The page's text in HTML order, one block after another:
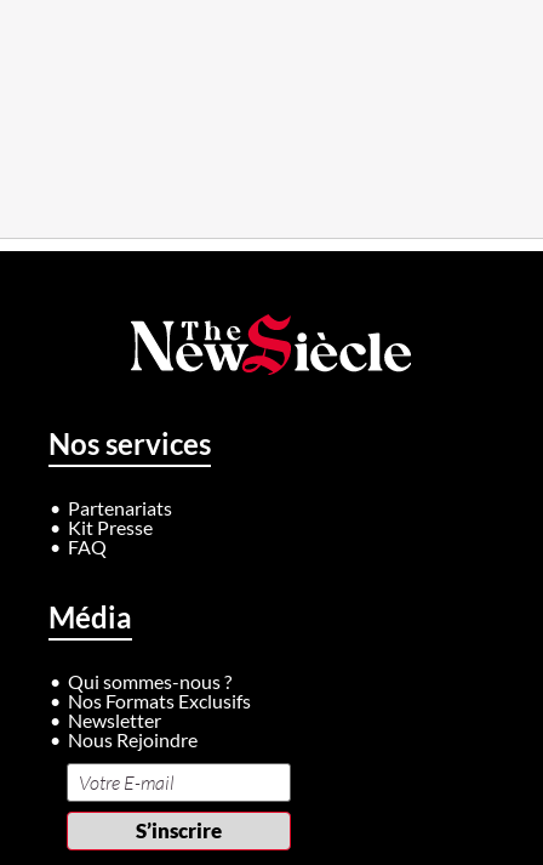
Nos services
Partenariats
Kit Presse
FAQ
Média
Qui sommes-nous ?
Nos Formats Exclusifs
Newsletter
Nous Rejoindre